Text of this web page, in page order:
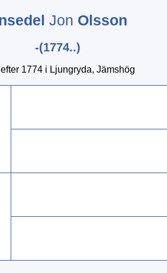
Jon Olsson
-(1774..)
1774 i Ljungryda, Jämshög